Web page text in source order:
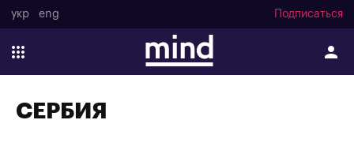
укр eng Подписаться
СЕРБИЯ